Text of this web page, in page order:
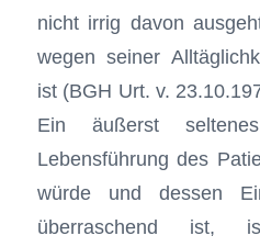
nicht irrig davon
wegen seiner
ist (BGH Urt. v.
Ein äußerst
Lebensführung des
würde und dessen
überraschend ist,